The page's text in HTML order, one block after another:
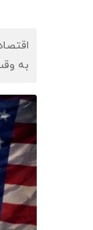
به وقت